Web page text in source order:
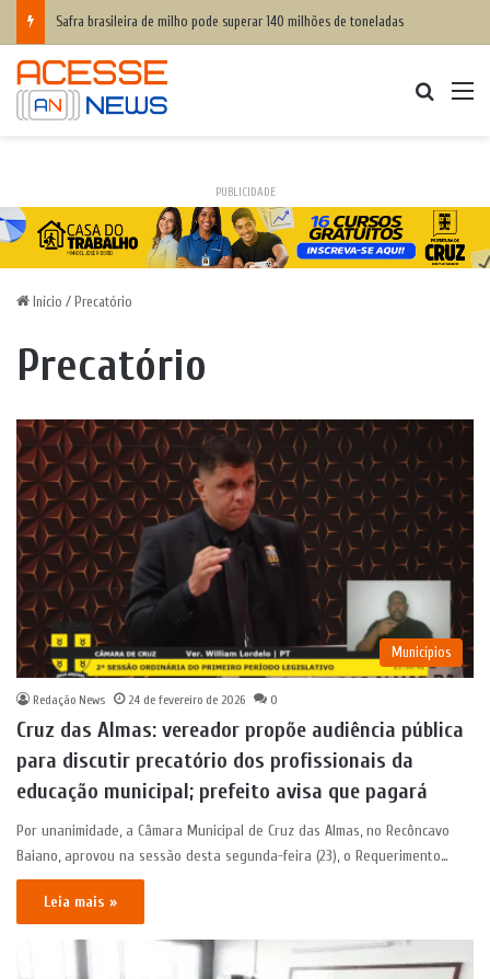
Safra brasileira de milho pode superar 140 milhões de toneladas
PUBLICIDADE
Início / Precatório
Precatório
Municípios
Redação News 24 de fevereiro de 2026 0
Cruz das Almas: vereador propõe audiência pública
para discutir precatório dos profissionais da
educação municipal; prefeito avisa que pagará
Por unanimidade, a Câmara Municipal de Cruz das Almas, no Recôncavo
Baiano, aprovou na sessão desta segunda-feira (23), o Requerimento…
Leia mais »